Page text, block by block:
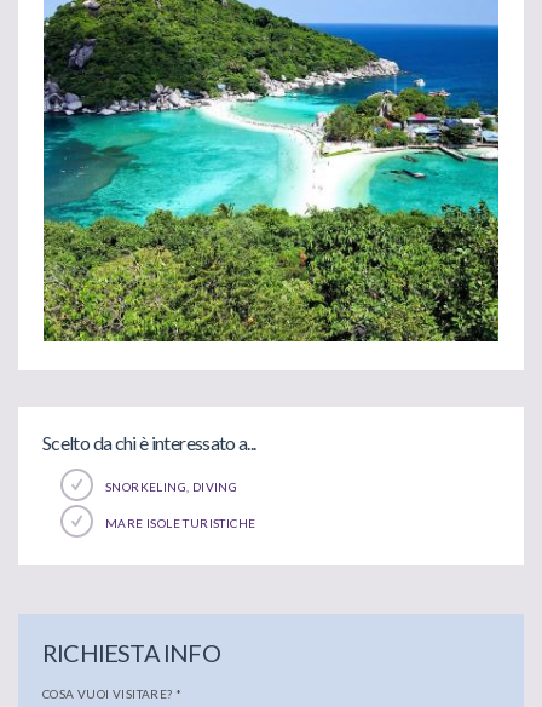
Scelto da chi è interessato a...
SNORKELING, DIVING
MARE ISOLE TURISTICHE
RICHIESTA INFO
COSA VUOI VISITARE? *